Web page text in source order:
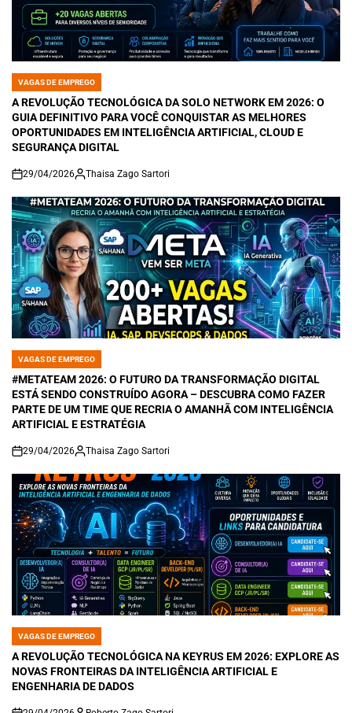
POSTED
IN
VAGAS DE EMPREGO
A REVOLUÇÃO TECNOLÓGICA DA SOLO NETWORK EM 2026: O
GUIA DEFINITIVO PARA VOCÊ CONQUISTAR AS MELHORES
OPORTUNIDADES EM INTELIGÊNCIA ARTIFICIAL, CLOUD E
SEGURANÇA DIGITAL
on
29/04/2026 Thaisa Zago Sartori
POSTED
IN
VAGAS DE EMPREGO
#METATEAM 2026: O FUTURO DA TRANSFORMAÇÃO DIGITAL
ESTÁ SENDO CONSTRUÍDO AGORA – DESCUBRA COMO FAZER
PARTE DE UM TIME QUE RECRIA O AMANHÃ COM INTELIGÊNCIA
ARTIFICIAL E ESTRATÉGIA
on
29/04/2026 Thaisa Zago Sartori
POSTED
IN
VAGAS DE EMPREGO
A REVOLUÇÃO TECNOLÓGICA NA KEYRUS EM 2026: EXPLORE AS
NOVAS FRONTEIRAS DA INTELIGÊNCIA ARTIFICIAL E
ENGENHARIA DE DADOS